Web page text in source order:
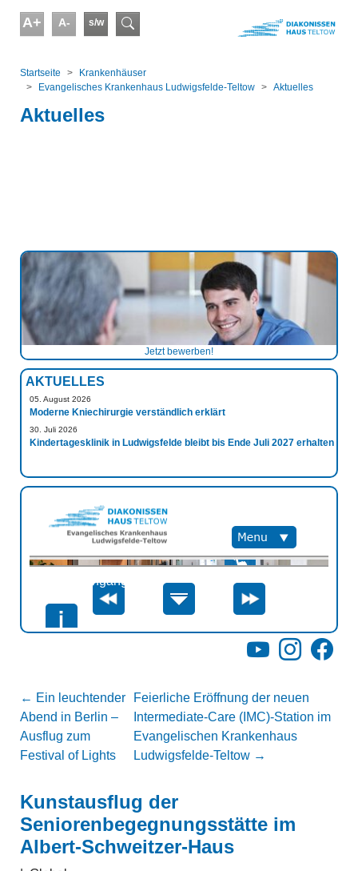
A+ A- s/w Suchformular
Startseite
Kranken­häuser
Evangelisches Krankenhaus Ludwigsfelde-Teltow
Aktuelles
Aktuelles
Jetzt bewerben!
AKTUELLES
05. August 2026
Moderne Kniechirurgie verständlich erklärt
30. Juli 2026
Kindertagesklinik in Ludwigsfelde bleibt bis Ende Juli 2027 erhalten
YouTubeInstagram
← Ein leuchtender
Abend in Berlin –
Ausflug zum
Festival of Lights
Feierliche Eröffnung der neuen
Intermediate-Care (IMC)-Station im
Evangelischen Krankenhaus
Ludwigsfelde-Teltow →
Kunstausflug der
Seniorenbegegnungsstätte im
Albert-Schweitzer-Haus